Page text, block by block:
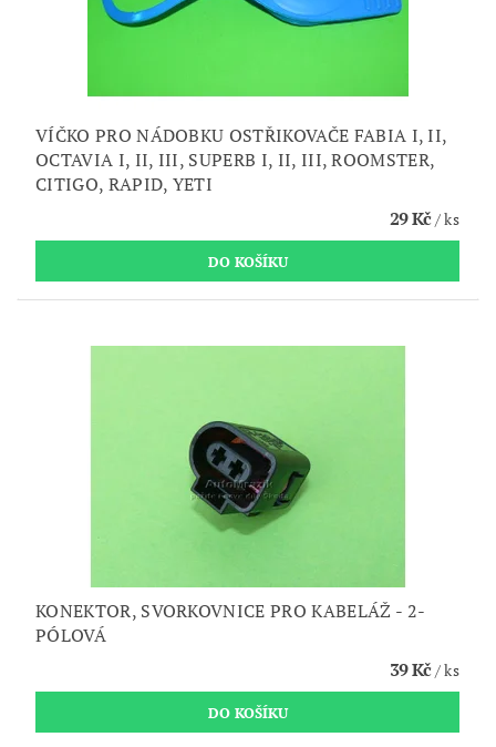
VÍČKO PRO NÁDOBKU OSTŘIKOVAČE FABIA I, II,
OCTAVIA I, II, III, SUPERB I, II, III, ROOMSTER,
CITIGO, RAPID, YETI
29 Kč/ ks
KONEKTOR, SVORKOVNICE PRO KABELÁŽ - 2-
PÓLOVÁ
39 Kč/ ks